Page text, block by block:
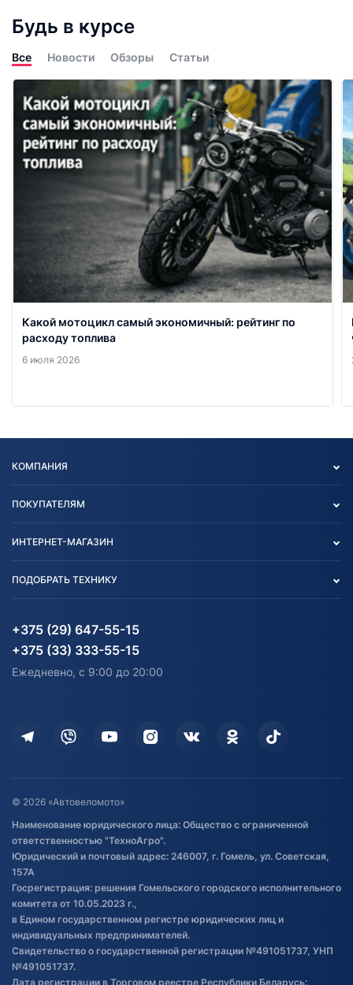
Будь в курсе
Все Новости Обзоры Статьи
Какой мотоцикл самый экономичный: рейтинг по
расходу топлива
6 июля 2026
КОМПАНИЯ
Блог
Карта сайта
ПОКУПАТЕЛЯМ
Согласие на обработку
Информация до получения
согласия на обработку
Доставка
Дополнительные услуги
Оставить отзыв
Договор публичной оферты
Обработка файлов cookie
Постановка транспорта на учет
Обновления в ЭПТС 2024
ИНТЕРНЕТ-МАГАЗИН
Агротехника
Водный транспорт
Электротранспорт
Здоровье
ПОДОБРАТЬ ТЕХНИКУ
Агротехника
Электротранспорт
+375 (29) 647-55-15
+375 (33) 333-55-15
Ежедневно, с 9:00 до 20:00
© 2026 «Автовеломото»
Наименование юридического лица: Общество с ограниченной
ответственностью "ТехноАгро".
Юридический и почтовый адрес: 246007, г. Гомель, ул. Советская,
157А
Госрегистрация: решения Гомельского городского исполнительного
комитета от 10.05.2023 г.,
в Едином государственном регистре юридических лиц и
индивидуальных предпринимателей.
Свидетельство о государственной регистрации №491051737, УНП
№491051737.
Дата регистрации в Торговом реестре Республики Беларусь: